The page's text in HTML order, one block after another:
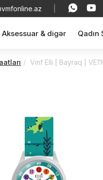
Aksessuar & digər Qadın
Vmf Elli | Bayraq |